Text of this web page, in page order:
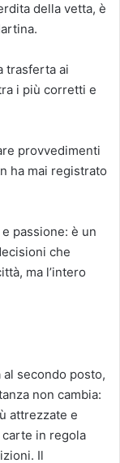
della vetta, è
trasferta ai
i più corretti e
provvedimenti
ha mai registrato
passione: è un
che
ma l’intero
al secondo posto,
non cambia:
attrezzate e
in regola
Il